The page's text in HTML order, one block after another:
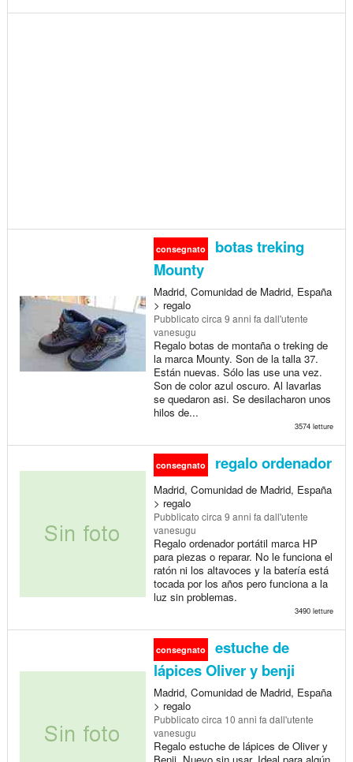
consegnato
botas treking
Mounty
Madrid, Comunidad de Madrid, España
> regalo
Pubblicato circa 9 anni fa dall'utente
vanesugu
Regalo botas de montaña o treking de
la marca Mounty. Son de la talla 37.
Están nuevas. Sólo las use una vez.
Son de color azul oscuro. Al lavarlas
se quedaron asi. Se desilacharon unos
hilos de...
3574 letture
consegnato regalo ordenador
Madrid, Comunidad de Madrid, España
> regalo
Pubblicato circa 9 anni fa dall'utente
vanesugu
Regalo ordenador portátil marca HP
para piezas o reparar. No le funciona el
ratón ni los altavoces y la batería está
tocada por los años pero funciona a la
luz sin problemas.
3490 letture
consegnato
estuche de
lápices Oliver y benji
Madrid, Comunidad de Madrid, España
> regalo
Pubblicato circa 10 anni fa dall'utente
vanesugu
Regalo estuche de lápices de Oliver y
Benji. Nuevo sin usar. Ideal para algún